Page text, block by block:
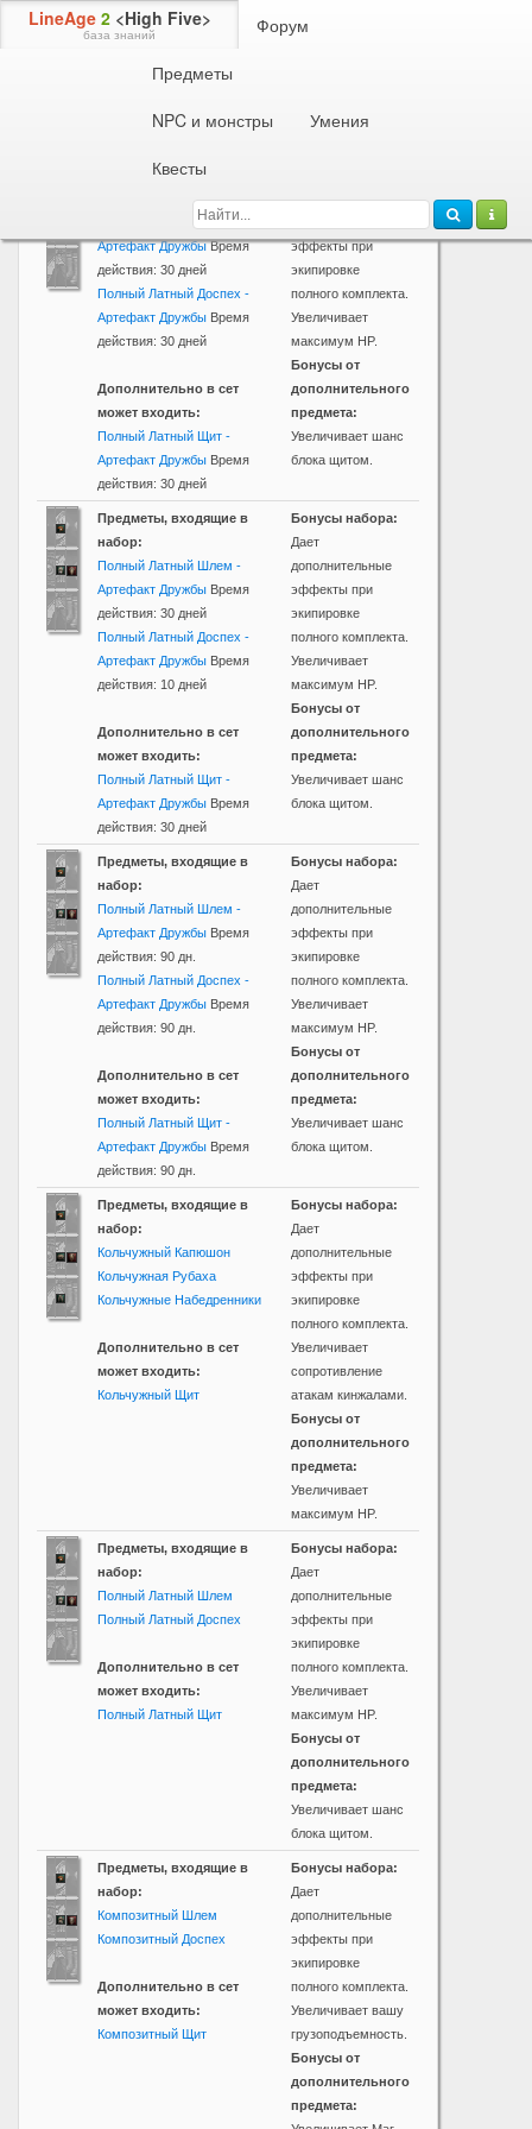
LineAge 2 <High Five>
база знаний
Форум
Предметы
NPC и монстры
Умения
Квесты
C Grade
Тяжелая броня
Предметы, входящие в
Полный Латный Шлем -
Артефакт ДружбыВремя
действия: 30 дней
Полный Латный Доспех -
Артефакт Дружбы Время
действия: 30 дней
Дополнительно в сет
может входить:
Полный Латный Щит -
Артефакт Дружбы Время
действия: 30 дней
Дает
эффекты при
экипировке
полного комплекта.
Увеличивает
максимум HP.
Бонусы от
дополнительного
предмета:
Увеличивает шанс
блока щитом.
Предметы, входящие в
набор:
Полный Латный Шлем -
Артефакт Дружбы Время
действия: 30 дней
Полный Латный Доспех -
Артефакт Дружбы Время
действия: 10 дней
Дополнительно в сет
может входить:
Полный Латный Щит -
Артефакт Дружбы Время
действия: 30 дней
Бонусы набора:
Дает
дополнительные
эффекты при
экипировке
полного комплекта.
Увеличивает
максимум HP.
Бонусы от
дополнительного
предмета:
Увеличивает шанс
блока щитом.
Предметы, входящие в
набор:
Полный Латный Шлем -
Артефакт Дружбы Время
действия: 90 дн.
Полный Латный Доспех -
Артефакт Дружбы Время
действия: 90 дн.
Дополнительно в сет
может входить:
Полный Латный Щит -
Артефакт Дружбы Время
действия: 90 дн.
Бонусы набора:
Дает
дополнительные
эффекты при
экипировке
полного комплекта.
Увеличивает
максимум HP.
Бонусы от
дополнительного
предмета:
Увеличивает шанс
блока щитом.
Предметы, входящие в
набор:
Кольчужный Капюшон
Кольчужная Рубаха
Кольчужные Набедренники
Дополнительно в сет
может входить:
Кольчужный Щит
Бонусы набора:
Дает
дополнительные
эффекты при
экипировке
полного комплекта.
Увеличивает
сопротивление
атакам кинжалами.
Бонусы от
дополнительного
предмета:
Увеличивает
максимум HP.
Предметы, входящие в
набор:
Полный Латный Шлем
Полный Латный Доспех
Дополнительно в сет
может входить:
Полный Латный Щит
Бонусы набора:
Дает
дополнительные
эффекты при
экипировке
полного комплекта.
Увеличивает
максимум HP.
Бонусы от
дополнительного
предмета:
Увеличивает шанс
блока щитом.
Предметы, входящие в
набор:
Композитный Шлем
Композитный Доспех
Дополнительно в сет
может входить:
Композитный Щит
Бонусы набора:
Дает
дополнительные
эффекты при
экипировке
полного комплекта.
Увеличивает вашу
грузоподъемность.
Бонусы от
дополнительного
предмета: